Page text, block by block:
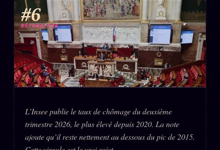
#6
DÉTONATION
L’Insee publie le taux de chômage du deuxième
trimestre 2026, le plus élevé depuis 2020. La note
ajoute qu’il reste nettement au dessous du pic de 2015.